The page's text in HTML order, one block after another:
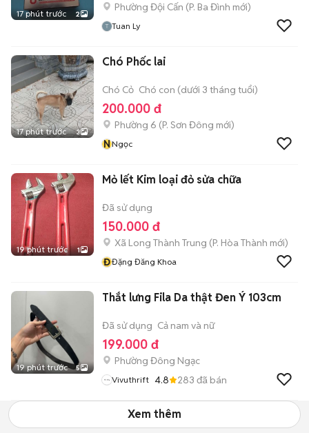
17 phút trước 2
Phường Đội Cấn (P. Ba Đình mới)
Tuan Ly
17 phút trước 3
Chó Phốc lai
Chó Cỏ Chó con (dưới 3 tháng tuổi)
200.000 đ
Phường 6 (P. Sơn Đông mới)
NNgọc
19 phút trước 1
Mỏ lết Kim loại đỏ sửa chữa
Đã sử dụng
150.000 đ
Xã Long Thành Trung (P. Hòa Thành mới)
ĐĐặng Đăng Khoa
19 phút trước 5
Thắt lưng Fila Da thật Đen Ý 103cm
Đã sử dụng Cả nam và nữ
199.000 đ
Phường Đông Ngạc
Vivuthrift 4.8 283 đã bán
Xem thêm